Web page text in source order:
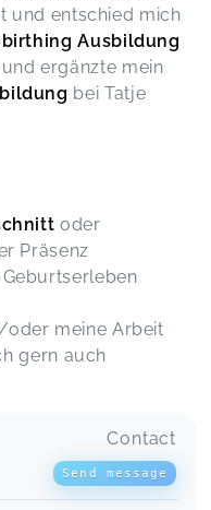
und entschied mich
Ausbildung
ergänzte mein
bei Tatje
oder
Präsenz
meine Arbeit
gern auch
Contact
Send message